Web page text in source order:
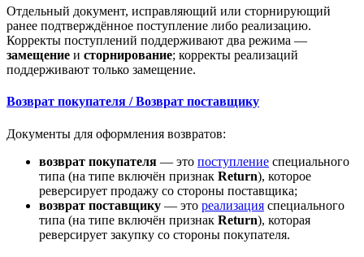
Отдельный документ, исправляющий или сторнирующий
ранее подтверждённое поступление либо реализацию.
Корректы поступлений поддерживают два режима —
замещение и сторнирование; корректы реализаций
поддерживают только замещение.
Возврат покупателя / Возврат поставщику
Документы для оформления возвратов:
возврат покупателя — это поступление специального
типа (на типе включён признак Return), которое
реверсирует продажу со стороны поставщика;
возврат поставщику — это реализация специального
типа (на типе включён признак Return), которая
реверсирует закупку со стороны покупателя.